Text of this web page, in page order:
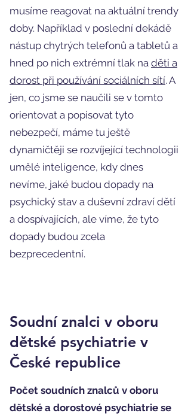
musíme reagovat na aktuální trendy
doby. Například v poslední dekádě
nástup chytrých telefonů a tabletů a
hned po nich extrémní tlak na děti a
dorost při používání sociálních sítí. A
jen, co jsme se naučili se v tomto
orientovat a popisovat tyto
nebezpečí, máme tu ještě
dynamičtěji se rozvíjející technologii
umělé inteligence, kdy dnes
nevíme, jaké budou dopady na
psychický stav a duševní zdraví dětí
a dospívajících, ale víme, že tyto
dopady budou zcela
bezprecedentní.
Soudní znalci v oboru
dětské psychiatrie v
České republice
Počet soudních znalců v oboru
dětské a dorostové psychiatrie se